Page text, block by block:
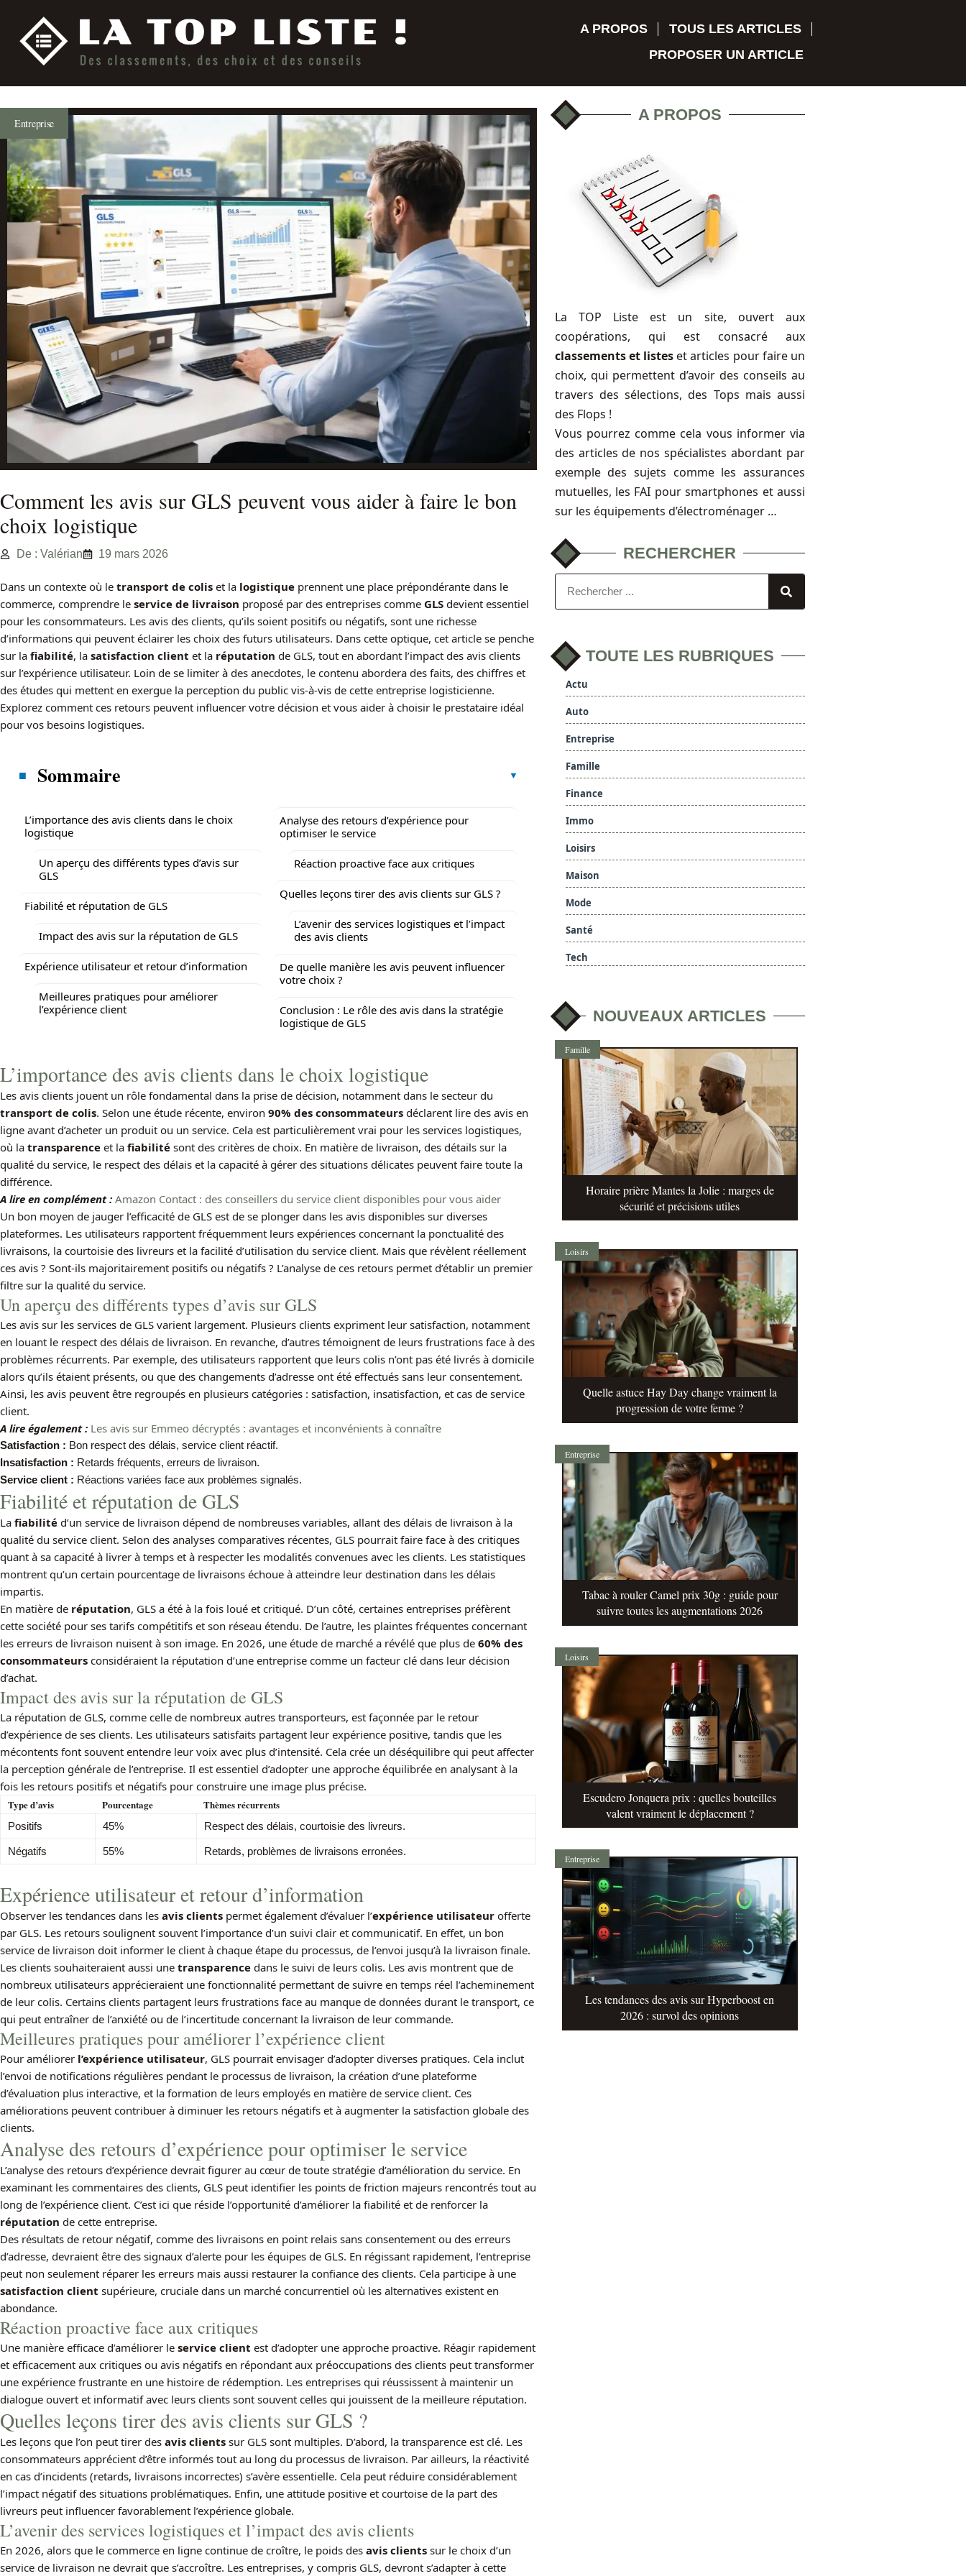
A PROPOS
TOUS LES ARTICLES
PROPOSER UN ARTICLE
Entreprise
Comment les avis sur GLS peuvent vous aider à faire le bon
choix logistique
De : Valérian 19 mars 2026
Dans un contexte où le transport de colis et la logistique prennent une place prépondérante dans le
commerce, comprendre le service de livraison proposé par des entreprises comme GLS devient essentiel
pour les consommateurs. Les avis des clients, qu’ils soient positifs ou négatifs, sont une richesse
d’informations qui peuvent éclairer les choix des futurs utilisateurs. Dans cette optique, cet article se penche
sur la fiabilité, la satisfaction client et la réputation de GLS, tout en abordant l’impact des avis clients
sur l’expérience utilisateur. Loin de se limiter à des anecdotes, le contenu abordera des faits, des chiffres et
des études qui mettent en exergue la perception du public vis-à-vis de cette entreprise logisticienne.
Explorez comment ces retours peuvent influencer votre décision et vous aider à choisir le prestataire idéal
pour vos besoins logistiques.
Sommaire
L’importance des avis clients dans le choix
logistique
Un aperçu des différents types d’avis sur
GLS
Fiabilité et réputation de GLS
Impact des avis sur la réputation de GLS
Expérience utilisateur et retour d’information
Meilleures pratiques pour améliorer
l’expérience client
Analyse des retours d’expérience pour
optimiser le service
Réaction proactive face aux critiques
Quelles leçons tirer des avis clients sur GLS ?
L’avenir des services logistiques et l’impact
des avis clients
De quelle manière les avis peuvent influencer
votre choix ?
Conclusion : Le rôle des avis dans la stratégie
logistique de GLS
L’importance des avis clients dans le choix logistique
Les avis clients jouent un rôle fondamental dans la prise de décision, notamment dans le secteur du
transport de colis. Selon une étude récente, environ 90% des consommateurs déclarent lire des avis en
ligne avant d’acheter un produit ou un service. Cela est particulièrement vrai pour les services logistiques,
où la transparence et la fiabilité sont des critères de choix. En matière de livraison, des détails sur la
qualité du service, le respect des délais et la capacité à gérer des situations délicates peuvent faire toute la
différence.
A lire en complément : Amazon Contact : des conseillers du service client disponibles pour vous aider
Un bon moyen de jauger l’efficacité de GLS est de se plonger dans les avis disponibles sur diverses
plateformes. Les utilisateurs rapportent fréquemment leurs expériences concernant la ponctualité des
livraisons, la courtoisie des livreurs et la facilité d’utilisation du service client. Mais que révèlent réellement
ces avis ? Sont-ils majoritairement positifs ou négatifs ? L’analyse de ces retours permet d’établir un premier
filtre sur la qualité du service.
Un aperçu des différents types d’avis sur GLS
Les avis sur les services de GLS varient largement. Plusieurs clients expriment leur satisfaction, notamment
en louant le respect des délais de livraison. En revanche, d’autres témoignent de leurs frustrations face à des
problèmes récurrents. Par exemple, des utilisateurs rapportent que leurs colis n’ont pas été livrés à domicile
alors qu’ils étaient présents, ou que des changements d’adresse ont été effectués sans leur consentement.
Ainsi, les avis peuvent être regroupés en plusieurs catégories : satisfaction, insatisfaction, et cas de service
client.
A lire également : Les avis sur Emmeo décryptés : avantages et inconvénients à connaître
Satisfaction : Bon respect des délais, service client réactif.
Insatisfaction : Retards fréquents, erreurs de livraison.
Service client : Réactions variées face aux problèmes signalés.
Fiabilité et réputation de GLS
La fiabilité d’un service de livraison dépend de nombreuses variables, allant des délais de livraison à la
qualité du service client. Selon des analyses comparatives récentes, GLS pourrait faire face à des critiques
quant à sa capacité à livrer à temps et à respecter les modalités convenues avec les clients. Les statistiques
montrent qu’un certain pourcentage de livraisons échoue à atteindre leur destination dans les délais
impartis.
En matière de réputation, GLS a été à la fois loué et critiqué. D’un côté, certaines entreprises préfèrent
cette société pour ses tarifs compétitifs et son réseau étendu. De l’autre, les plaintes fréquentes concernant
les erreurs de livraison nuisent à son image. En 2026, une étude de marché a révélé que plus de 60% des
consommateurs considéraient la réputation d’une entreprise comme un facteur clé dans leur décision
d’achat.
Impact des avis sur la réputation de GLS
La réputation de GLS, comme celle de nombreux autres transporteurs, est façonnée par le retour
d’expérience de ses clients. Les utilisateurs satisfaits partagent leur expérience positive, tandis que les
mécontents font souvent entendre leur voix avec plus d’intensité. Cela crée un déséquilibre qui peut affecter
la perception générale de l’entreprise. Il est essentiel d’adopter une approche équilibrée en analysant à la
fois les retours positifs et négatifs pour construire une image plus précise.
Type d’avis Pourcentage Thèmes récurrents
Positifs 45% Respect des délais, courtoisie des livreurs.
Négatifs 55% Retards, problèmes de livraisons erronées.
Expérience utilisateur et retour d’information
Observer les tendances dans les avis clients permet également d’évaluer l’expérience utilisateur offerte
par GLS. Les retours soulignent souvent l’importance d’un suivi clair et communicatif. En effet, un bon
service de livraison doit informer le client à chaque étape du processus, de l’envoi jusqu’à la livraison finale.
Les clients souhaiteraient aussi une transparence dans le suivi de leurs colis. Les avis montrent que de
nombreux utilisateurs apprécieraient une fonctionnalité permettant de suivre en temps réel l’acheminement
de leur colis. Certains clients partagent leurs frustrations face au manque de données durant le transport, ce
qui peut entraîner de l’anxiété ou de l’incertitude concernant la livraison de leur commande.
Meilleures pratiques pour améliorer l’expérience client
Pour améliorer l’expérience utilisateur, GLS pourrait envisager d’adopter diverses pratiques. Cela inclut
l’envoi de notifications régulières pendant le processus de livraison, la création d’une plateforme
d’évaluation plus interactive, et la formation de leurs employés en matière de service client. Ces
améliorations peuvent contribuer à diminuer les retours négatifs et à augmenter la satisfaction globale des
clients.
Analyse des retours d’expérience pour optimiser le service
L’analyse des retours d’expérience devrait figurer au cœur de toute stratégie d’amélioration du service. En
examinant les commentaires des clients, GLS peut identifier les points de friction majeurs rencontrés tout au
long de l’expérience client. C’est ici que réside l’opportunité d’améliorer la fiabilité et de renforcer la
réputation de cette entreprise.
Des résultats de retour négatif, comme des livraisons en point relais sans consentement ou des erreurs
d’adresse, devraient être des signaux d’alerte pour les équipes de GLS. En régissant rapidement, l’entreprise
peut non seulement réparer les erreurs mais aussi restaurer la confiance des clients. Cela participe à une
satisfaction client supérieure, cruciale dans un marché concurrentiel où les alternatives existent en
abondance.
Réaction proactive face aux critiques
Une manière efficace d’améliorer le service client est d’adopter une approche proactive. Réagir rapidement
et efficacement aux critiques ou avis négatifs en répondant aux préoccupations des clients peut transformer
une expérience frustrante en une histoire de rédemption. Les entreprises qui réussissent à maintenir un
dialogue ouvert et informatif avec leurs clients sont souvent celles qui jouissent de la meilleure réputation.
Quelles leçons tirer des avis clients sur GLS ?
Les leçons que l’on peut tirer des avis clients sur GLS sont multiples. D’abord, la transparence est clé. Les
consommateurs apprécient d’être informés tout au long du processus de livraison. Par ailleurs, la réactivité
en cas d’incidents (retards, livraisons incorrectes) s’avère essentielle. Cela peut réduire considérablement
l’impact négatif des situations problématiques. Enfin, une attitude positive et courtoise de la part des
livreurs peut influencer favorablement l’expérience globale.
L’avenir des services logistiques et l’impact des avis clients
En 2026, alors que le commerce en ligne continue de croître, le poids des avis clients sur le choix d’un
service de livraison ne devrait que s’accroître. Les entreprises, y compris GLS, devront s’adapter à cette
A PROPOS
La TOP Liste est un site, ouvert aux
coopérations, qui est consacré aux
classements et listeset articles pour faire un
choix, qui permettent d’avoir des conseils au
travers des sélections, des Tops mais aussi
des Flops !
Vous pourrez comme cela vous informer via
des articles de nos spécialistes abordant par
exemple des sujets comme les assurances
mutuelles, les FAI pour smartphones et aussi
sur les équipements d’électroménager …
RECHERCHER
TOUTE LES RUBRIQUES
Actu
Auto
Entreprise
Famille
Finance
Immo
Loisirs
Maison
Mode
Santé
Tech
NOUVEAUX ARTICLES
Famille
Horaire prière Mantes la Jolie : marges de
sécurité et précisions utiles
Loisirs
Quelle astuce Hay Day change vraiment la
progression de votre ferme ?
Entreprise
Tabac à rouler Camel prix 30g : guide pour
suivre toutes les augmentations 2026
Loisirs
Escudero Jonquera prix : quelles bouteilles
valent vraiment le déplacement ?
Entreprise
Les tendances des avis sur Hyperboost en
2026 : survol des opinions